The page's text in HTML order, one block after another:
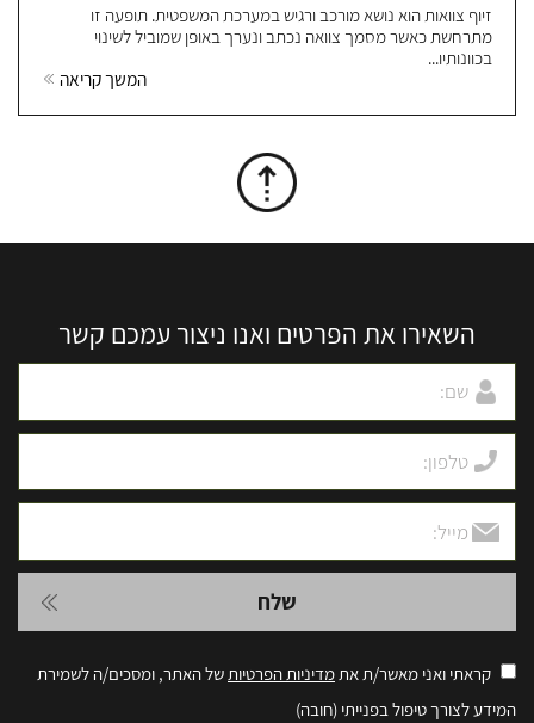
זיוף צוואות הוא נושא מורכב ורגיש במערכת המשפטית. תופעה זו
מתרחשת כאשר מסמך צוואה נכתב ונערך באופן שמוביל לשינוי
בכוונותיו...
המשך קריאה
השאירו את הפרטים ואנו ניצור עמכם קשר
קראתי ואני מאשר/ת אתמדיניות הפרטיותשל האתר, ומסכים/ה לשמירת
המידע לצורך טיפול בפנייתי (חובה)